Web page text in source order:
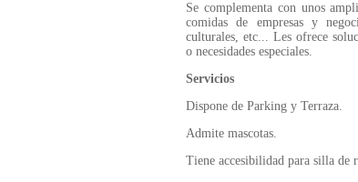
Se complementa con unos
comidas de empresas y
culturales, etc... Les ofrece
o necesidades especiales.
Servicios
Dispone de Parking y Terraza.
Admite mascotas.
Tiene accesibilidad para silla de